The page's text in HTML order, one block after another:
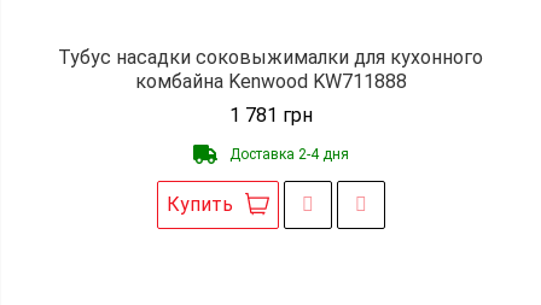
Тубус насадки соковыжималки для кухонного
комбайна Kenwood KW711888
1 781 грн
Доставка 2-4 дня
Купить